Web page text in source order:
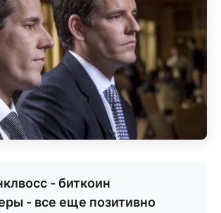
- биткоин
- все еще позитивно